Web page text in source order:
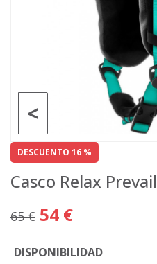
<
DESCUENTO 16 %
Casco Relax Prevail
65 € 54 €
DISPONIBILIDAD